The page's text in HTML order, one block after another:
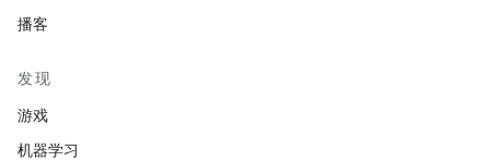
播客
发现
游戏
机器学习